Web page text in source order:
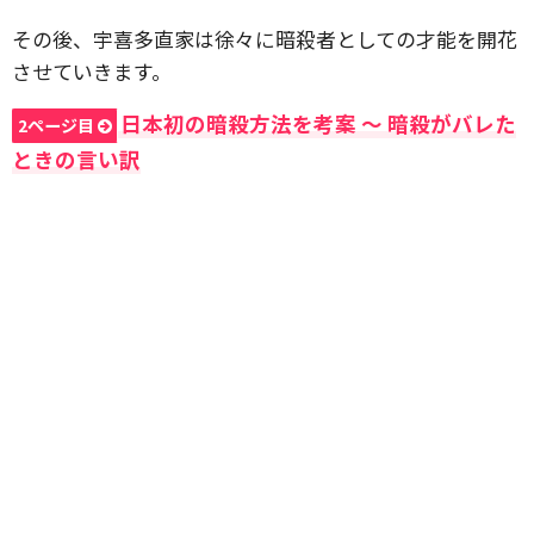
その後、宇喜多直家は徐々に暗殺者としての才能を開花
させていきます。
2ページ目
日本初の暗殺方法を考案 〜 暗殺がバレた
ときの言い訳